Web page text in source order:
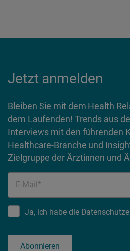
Jetzt anmelden
Bleiben Sie mit dem Health
dem Laufenden! Trends aus
Interviews mit den führenden
Healthcare-Branche und
Zielgruppe der Ärztinnen und
E-Mail*
Ja, ich habe die
Abonnieren